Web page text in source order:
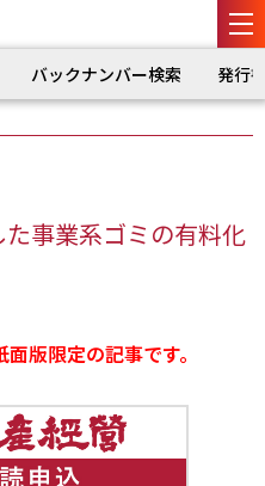
バックナンバー検索 発行
事業系ゴミの有料化
版限定の記事です。